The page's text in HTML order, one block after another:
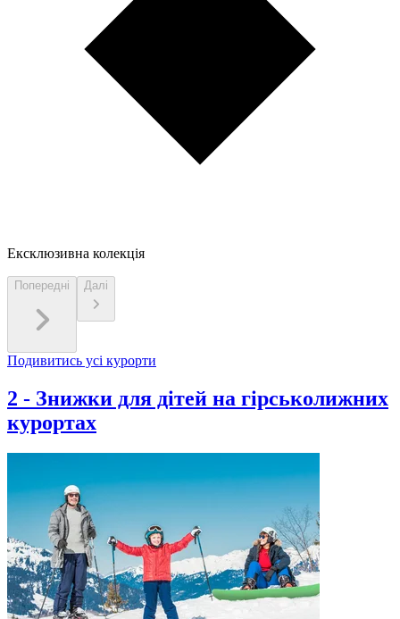
Ексклюзивна колекція
Попередні Далі
Подивитись усі курорти
2 - Знижки для дітей на гірськолижних
курортах